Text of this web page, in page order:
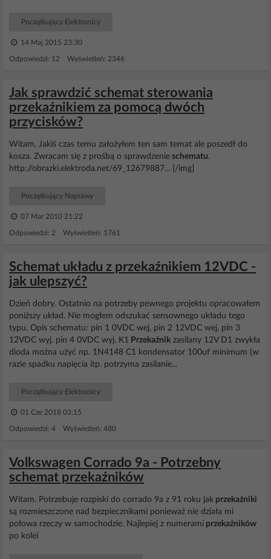
Początkujący Elektronicy
14 Maj 2015 23:30
Odpowiedzi: 12 Wyświetleń: 2346
Jak sprawdzić schemat sterowania
przekaźnikiem za pomocą dwóch
przycisków?
Witam, Jakiś czas temu założyłem ten sam temat ale poszedł do
kosza. Zwracam się z prośbą o sprawdzenie schematu.
http://obrazki.elektroda.net/69_12679887... [/img]
Początkujący Naprawy
07 Mar 2010 21:22
Odpowiedzi: 2 Wyświetleń: 1761
Schemat układu z przekaźnikiem 12VDC -
jak ulepszyć?
Dzień dobry. Ostatnio na potrzeby pewnego projektu opracowałem
poniższy układ. Nie mogłem odszukać sensownego układu tego
typu. Opis schematu: pin 1 0VDC wej, pin 2 12VDC wej, pin 3
12VDC wyj. pin 4 0VDC wyj. K1 Przekaźnik zasilany 12V D1 zwykła
dioda można użyć np. 1N4148 C1 kondensator 100uf minimum (w
razie spadku napięcia itp. potrzyma zasilanie...
Początkujący Elektronicy
01 Cze 2018 03:15
Odpowiedzi: 4 Wyświetleń: 480
Volkswagen Corrado 9a - Potrzebny
schemat przekaźników
Witam. Potrzebuje rozpiski do corrado 9a z 91 roku jak przekaźniki
są rozmieszczone nad bezpiecznikami ponieważ nie działa mi
połowa rzeczy w samochodzie. Najlepiej z numerami przekaźników
po kolei